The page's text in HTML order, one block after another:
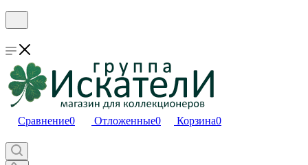
Сравнение0 Отложенные0 Корзина0